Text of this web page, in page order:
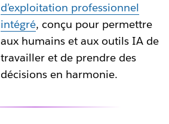
d’exploitation professionnel
intégré, conçu pour permettre
aux humains et aux outils IA de
travailler et de prendre des
décisions en harmonie.